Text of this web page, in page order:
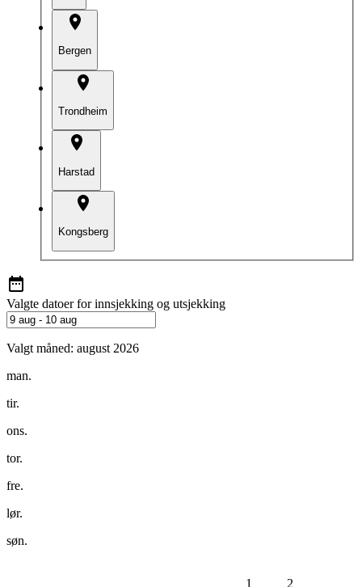
Bergen
Trondheim
Harstad
Kongsberg
Valgte datoer for innsjekking og utsjekking
Valgt måned: august 2026
man.
tir.
ons.
tor.
fre.
lør.
søn.
1 2